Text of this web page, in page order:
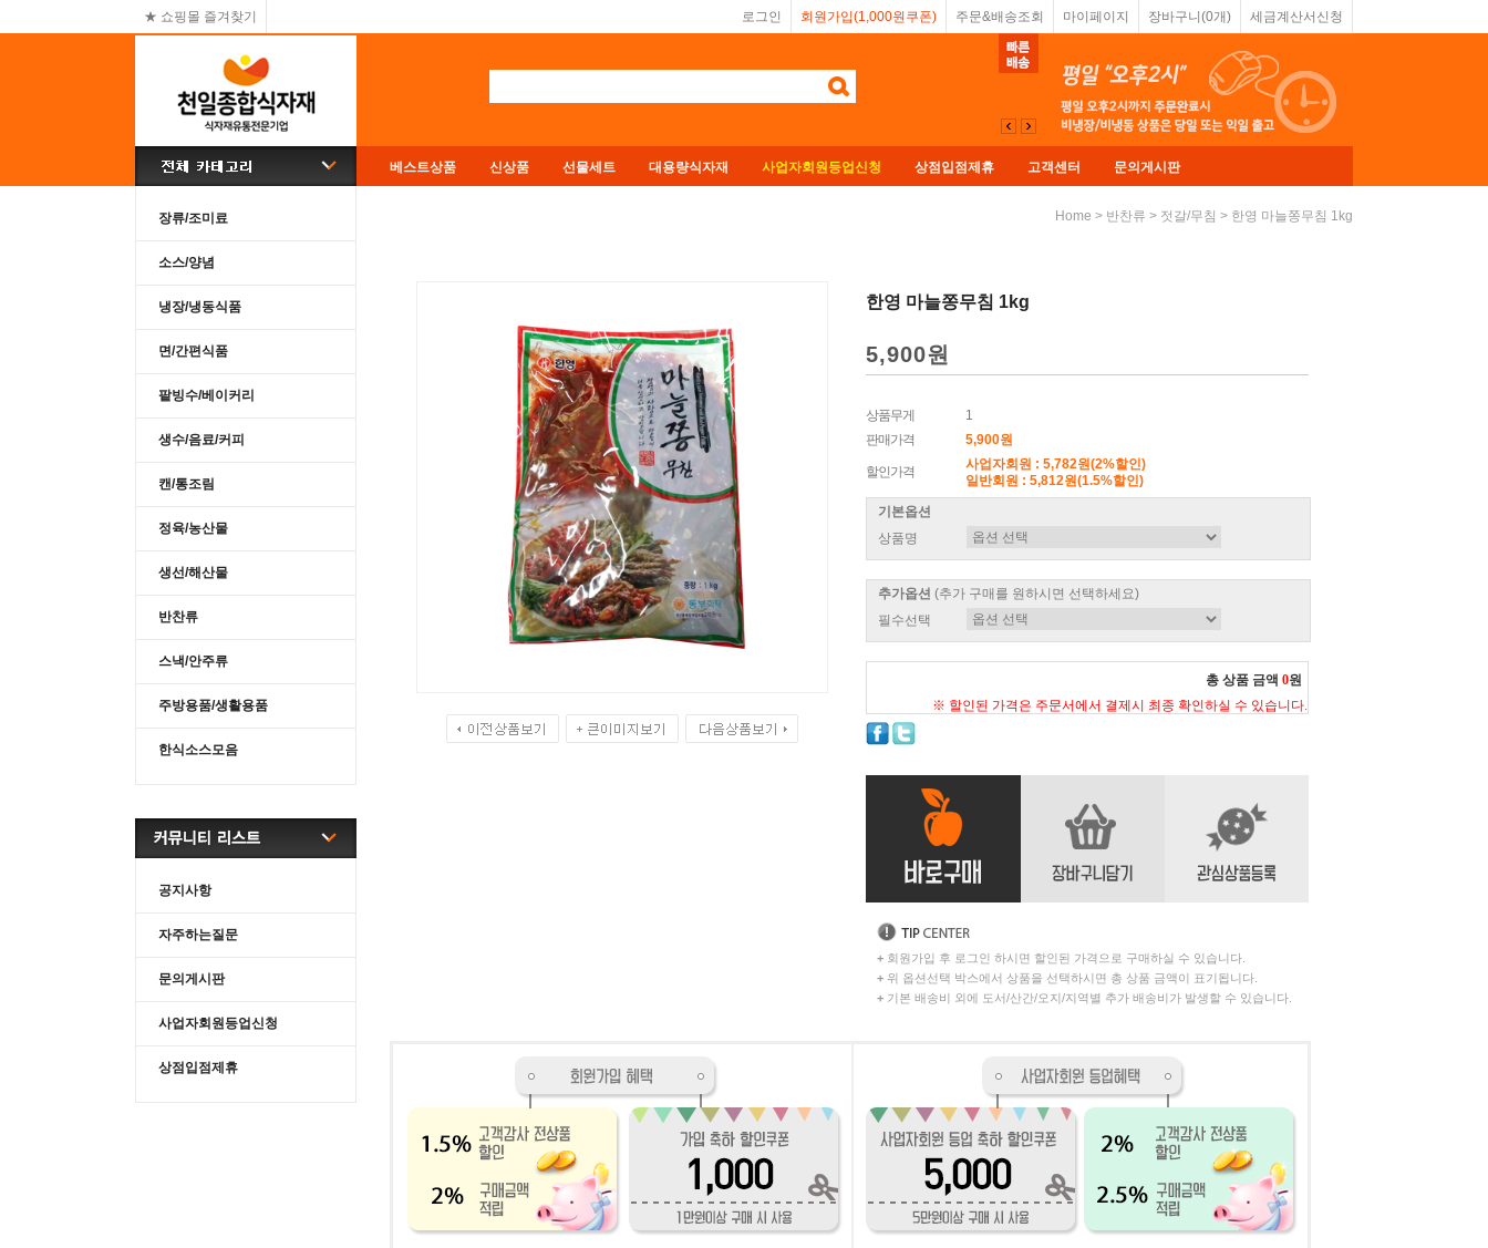
★ 쇼핑몰 즐겨찾기 로그인 회원가입(1,000원쿠폰) 주문&배송조회 마이페이지 장바구니(0개) 세금계산서신청
베스트상품 신상품 선물세트 대용량식자재 사업자회원등업신청 상점입점제휴 고객센터 문의게시판
장류/조미료
소스/양념
냉장/냉동식품
면/간편식품
팥빙수/베이커리
생수/음료/커피
캔/통조림
정육/농산물
생선/해산물
반찬류
스낵/안주류
주방용품/생활용품
한식소스모음
공지사항
자주하는질문
문의게시판
사업자회원등업신청
상점입점제휴
Home > 반찬류 > 젓갈/무침 > 한영 마늘쫑무침 1kg
한영 마늘쫑무침 1kg
5,900원
상품무게
1
판매가격
5,900원
할인가격
사업자회원 : 5,782원(2%할인)
일반회원 : 5,812원(1.5%할인)
기본옵션
상품명
추가옵션 (추가 구매를 원하시면 선택하세요)
필수선택
총 상품 금액 0원
※ 할인된 가격은 주문서에서 결제시 최종 확인하실 수 있습니다.
+ 회원가입 후 로그인 하시면 할인된 가격으로 구매하실 수 있습니다.
+ 위 옵션선택 박스에서 상품을 선택하시면 총 상품 금액이 표기됩니다.
+ 기본 배송비 외에 도서/산간/오지/지역별 추가 배송비가 발생할 수 있습니다.